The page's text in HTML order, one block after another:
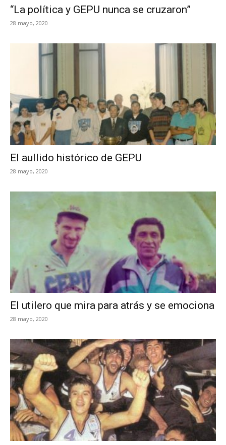
“La política y GEPU nunca se cruzaron”
28 mayo, 2020
El aullido histórico de GEPU
28 mayo, 2020
El utilero que mira para atrás y se emociona
28 mayo, 2020